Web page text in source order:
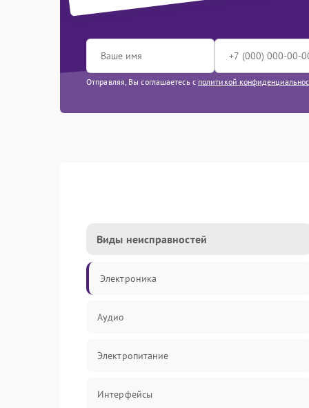
Отправляя, Вы соглашаетесь с политикой
Виды неисправностей
Электроника
Аудио
Электропитание
Интерфейсы